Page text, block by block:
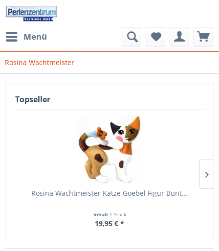
Menü
Rosina Wachtmeister
Topseller
Rosina Wachtmeister Katze Goebel Figur Bunt...
Inhalt 1 Stück
19,95 € *